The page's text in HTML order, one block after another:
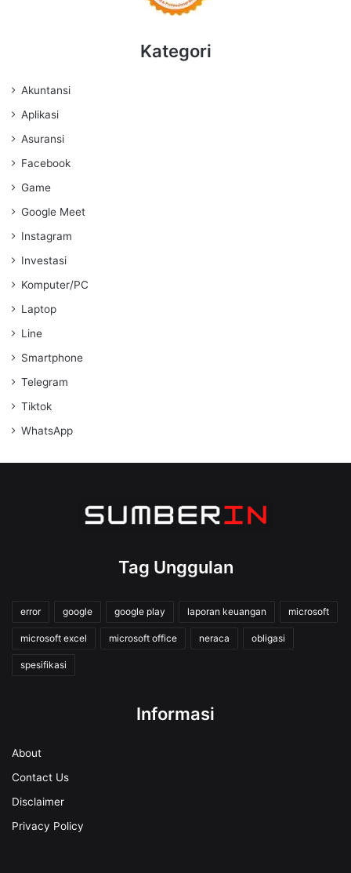
Kategori
Akuntansi
Aplikasi
Asuransi
Facebook
Game
Google Meet
Instagram
Investasi
Komputer/PC
Laptop
Line
Smartphone
Telegram
Tiktok
WhatsApp
Tag Unggulan
error google google play laporan keuangan microsoft
microsoft excel microsoft office neraca obligasi
spesifikasi
Informasi
About
Contact Us
Disclaimer
Privacy Policy